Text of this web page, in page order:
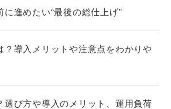
に進めたい“最後の総仕上げ”
？導入メリットや注意点をわかりや
選び方や導入のメリット、運用負荷